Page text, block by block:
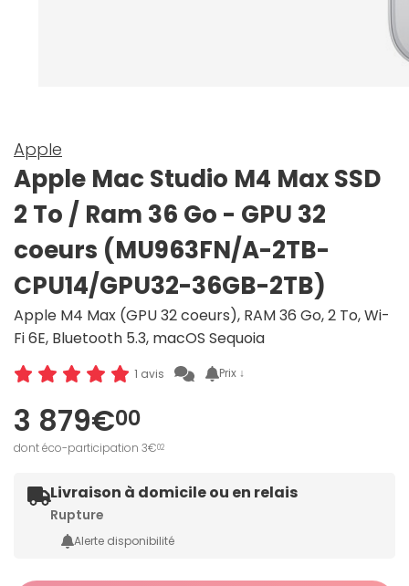
Apple
Apple Mac Studio M4 Max SSD
2 To / Ram 36 Go - GPU 32
coeurs (MU963FN/A-2TB-
CPU14/GPU32-36GB-2TB)
Apple M4 Max (GPU 32 coeurs), RAM 36 Go, 2 To, Wi-
Fi 6E, Bluetooth 5.3, macOS Sequoia
1 avis Prix ↓
3 879€00
dont éco-participation 3€02
Livraison à domicile ou en relais
Rupture
Alerte disponibilité